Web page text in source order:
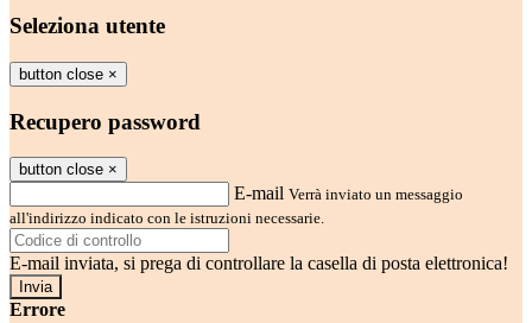
Seleziona utente
button close ×
Recupero password
button close ×
E-mail Verrà inviato un messaggio
all'indirizzo indicato con le istruzioni necessarie.
E-mail inviata, si prega di controllare la casella di posta elettronica!
Errore